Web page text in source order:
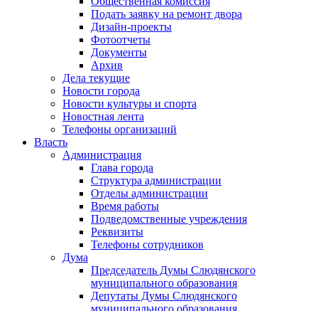
Подать заявку на ремонт двора
Дизайн-проекты
Фотоотчеты
Документы
Архив
Дела текущие
Новости города
Новости культуры и спорта
Новостная лента
Телефоны организаций
Власть
Администрация
Глава города
Структура администрации
Отделы администрации
Время работы
Подведомственные учреждения
Реквизиты
Телефоны сотрудников
Дума
Председатель Думы Слюдянского
муниципального образования
Депутаты Думы Слюдянского